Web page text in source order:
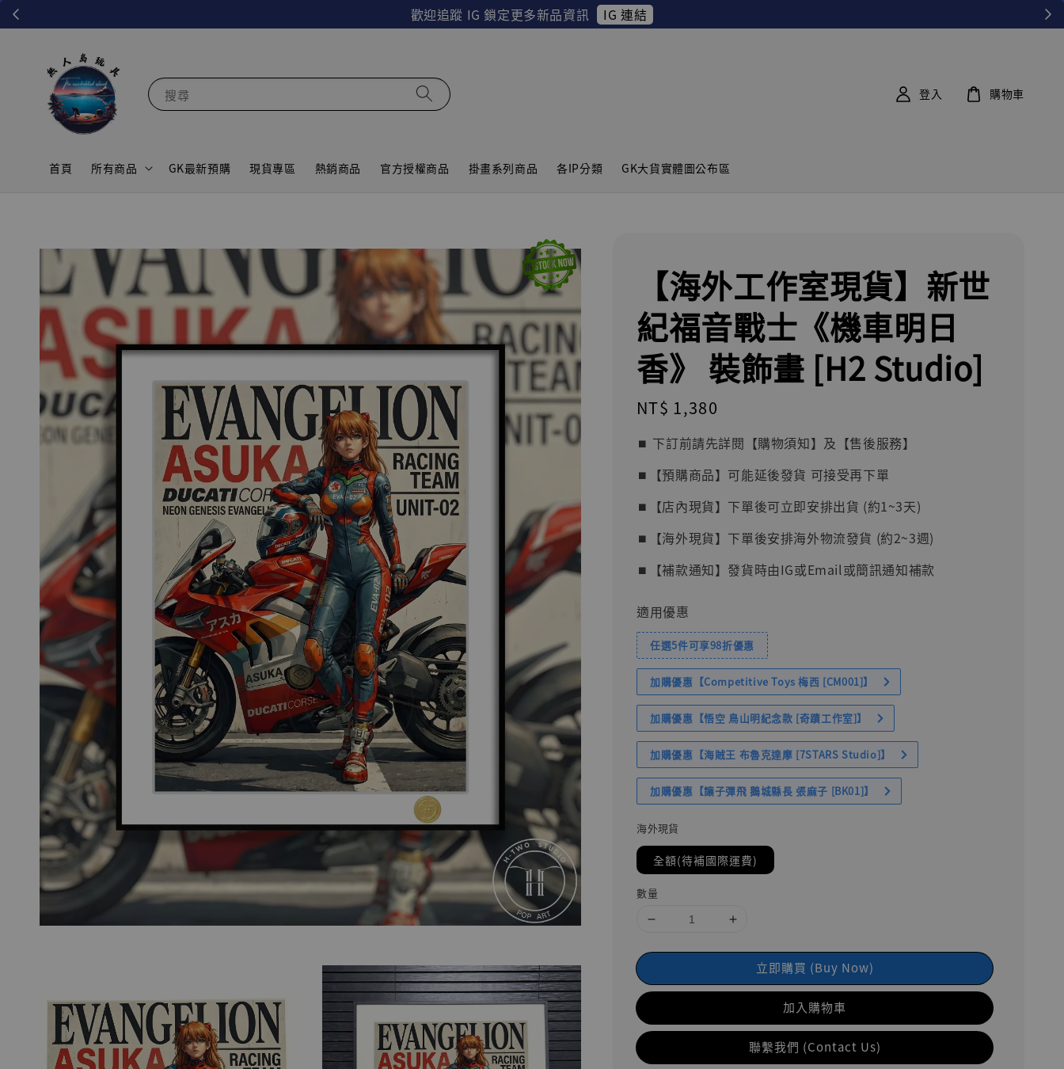
歡迎追蹤 IG 鎖定更多新品資訊 IG 連結
搜尋
首頁 所有商品 GK最新預購 現貨專區 熱銷商品 官方授權商品 掛畫系列商品 各IP分類 GK大貨實體圖公布區
登入 購物車
【海外工作室現貨】新世
紀福音戰士《機車明日
香》 裝飾畫 [H2 Studio]
Regular
price
NT$ 1,380
⏹︎ 下訂前請先詳閱【購物須知】及【售後服務】
⏹︎【預購商品】可能延後發貨 可接受再下單
⏹︎【店內現貨】下單後可立即安排出貨 (約1~3天)
⏹︎【海外現貨】下單後安排海外物流發貨 (約2~3週)
⏹︎【補款通知】發貨時由IG或Email或簡訊通知補款
適用優惠
任選5件可享98折優惠
加購優惠【Competitive Toys 梅西 [CM001]】
加購優惠【悟空 鳥山明紀念款 [奇蹟工作室]】
加購優惠【海賊王 布魯克達摩 [7STARS Studio]】
加購優惠【讓子彈飛 鵝城縣長 張麻子 [BK01]】
海外現貨
全額(待補國際運費)
數量
立即購買 (Buy Now)
加入購物車
聯繫我們 (Contact Us)